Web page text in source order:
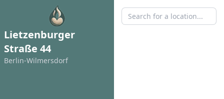
Lietzenburger
Straße 44
Berlin-Wilmersdorf